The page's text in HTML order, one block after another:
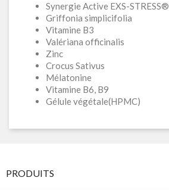
Synergie Active EXS-STRESS®
Griffonia simplicifolia
Vitamine B3
Valériana officinalis
Zinc
Crocus Sativus
Mélatonine
Vitamine B6, B9
Gélule végétale(HPMC)
PRODUITS